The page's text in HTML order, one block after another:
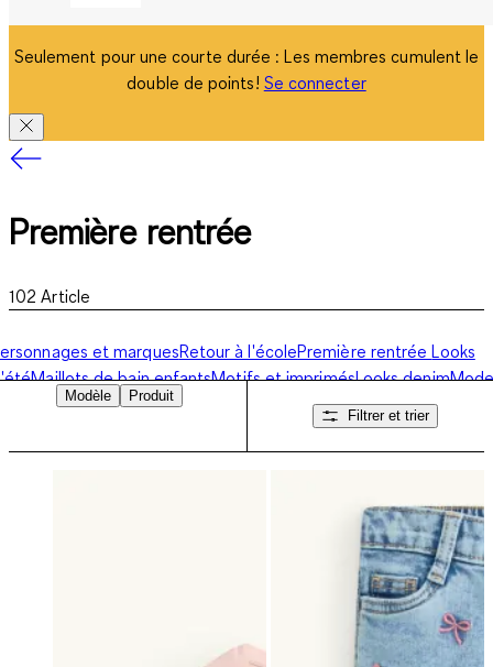
Seulement pour une courte durée : Les membres cumulent le
double de points! Se connecter
Première rentrée
102 Article
et marquesRetour à l'écolePremière rentréeLooks
Maillots de bain enfantsMotifs et imprimésLooks denimMode
festive
Modèle
Produit
Filtrer et trier